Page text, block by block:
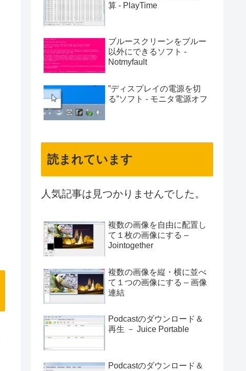
算 - PlayTime
ブルースクリーンをブルー
以外にできるソフト -
Notmyfault
”ディスプレイの電源を切
る”ソフト - モニタ電源オフ
読まれています
人気記事は見つかりませんでした。
複数の画像を自由に配置し
て１枚の画像にする –
Jointogether
複数の画像を縦・横に並べ
て１つの画像にする – 画像
連結
Podcastのダウンロード＆
再生 － Juice Portable
Podcastのダウンロード＆